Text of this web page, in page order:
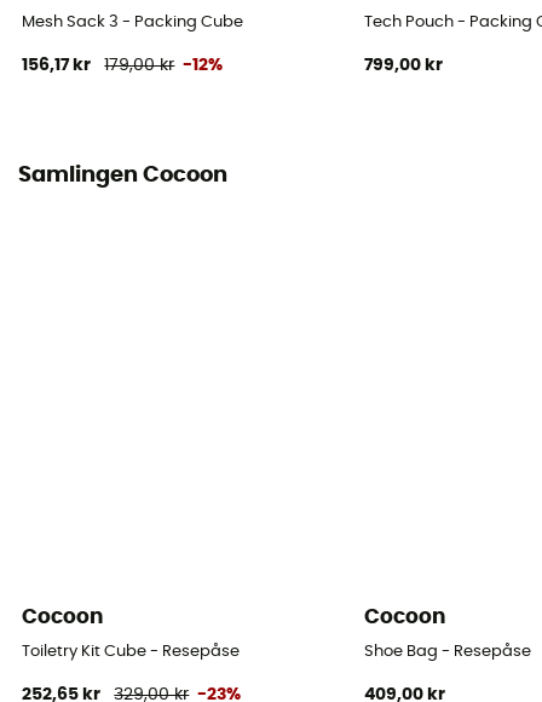
Mesh Sack 3 - Packing Cube
156,17 kr 179,00 kr -12%
Tech Pouch - Packing
799,00 kr
Samlingen Cocoon
Cocoon
Toiletry Kit Cube - Resepåse
252,65 kr 329,00 kr -23%
Cocoon
Shoe Bag - Resepåse
409,00 kr